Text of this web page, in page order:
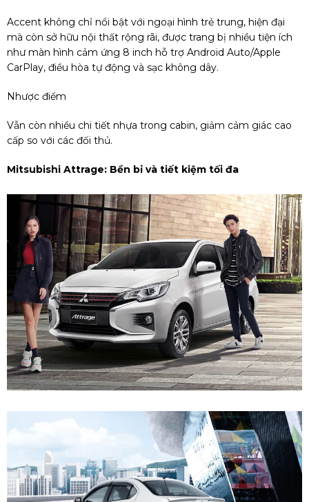
Accent không chỉ nổi bật với ngoại hình trẻ trung, hiện đại
mà còn sở hữu nội thất rộng rãi, được trang bị nhiều tiện ích
như màn hình cảm ứng 8 inch hỗ trợ Android Auto/Apple
CarPlay, điều hòa tự động và sạc không dây.
Nhược điểm
Vẫn còn nhiều chi tiết nhựa trong cabin, giảm cảm giác cao
cấp so với các đối thủ.
Mitsubishi Attrage: Bền bỉ và tiết kiệm tối đa